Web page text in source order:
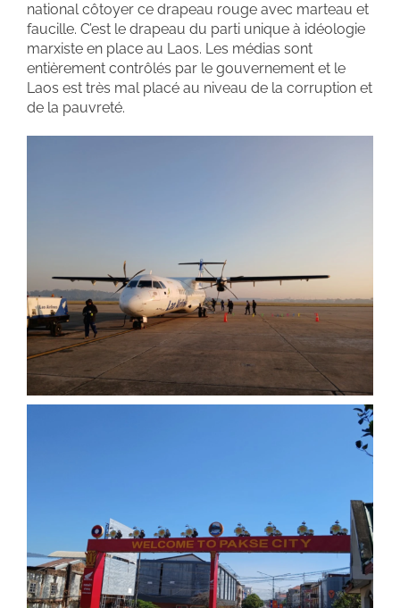
national côtoyer ce drapeau rouge avec marteau et
faucille. C’est le drapeau du parti unique à idéologie
marxiste en place au Laos. Les médias sont
entièrement contrôlés par le gouvernement et le
Laos est très mal placé au niveau de la corruption et
de la pauvreté.